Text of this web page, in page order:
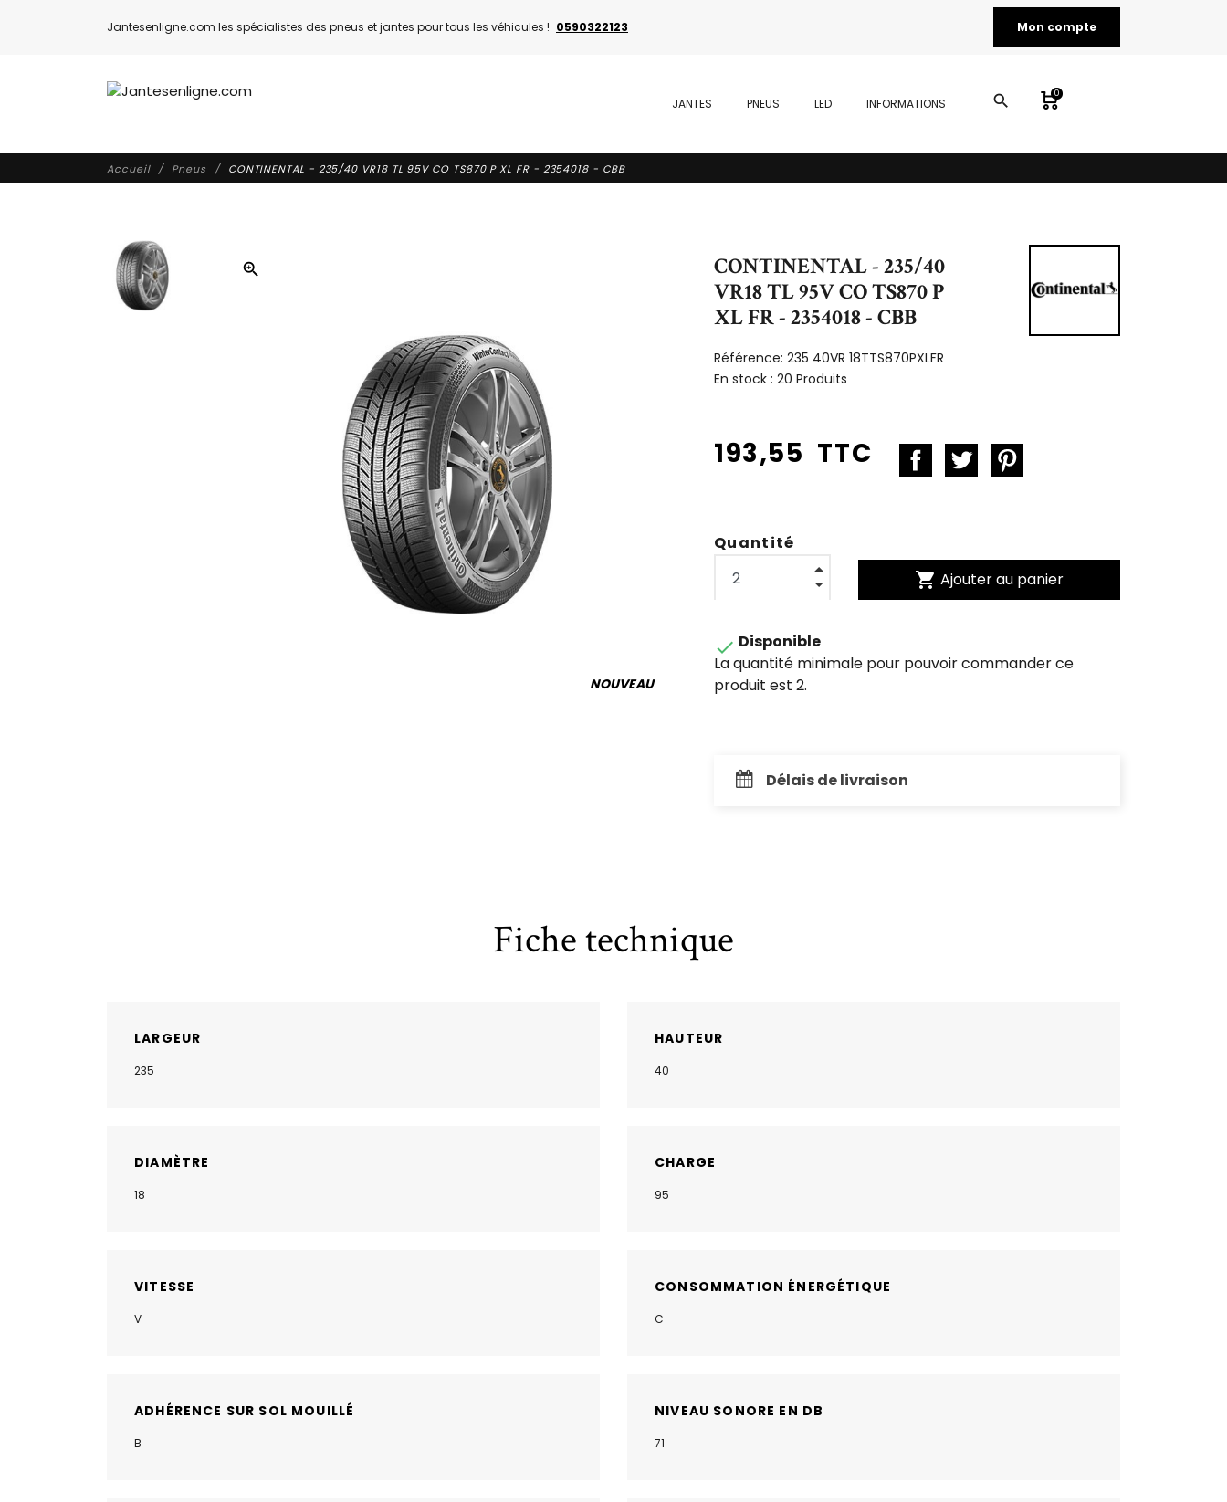
Jantesenligne.com les spécialistes des pneus et jantes pour tous les véhicules ! 0590322123 Mon compte
JANTES PNEUS LED INFORMATIONS search 0
Accueil Pneus CONTINENTAL - 235/40 VR18 TL 95V CO TS870 P XL FR - 2354018 - CBB
zoom_in
NOUVEAU
CONTINENTAL - 235/40
VR18 TL 95V CO TS870 P
XL FR - 2354018 - CBB
Référence: 235 40VR 18TTS870PXLFR
En stock : 20 Produits
193,55 TTC
Quantité
shopping_cart Ajouter au panier
 Disponible
La quantité minimale pour pouvoir commander ce
produit est 2.
Délais de livraison
Fiche technique
LARGEUR
235
HAUTEUR
40
DIAMÈTRE
18
CHARGE
95
VITESSE
V
CONSOMMATION ÉNERGÉTIQUE
C
ADHÉRENCE SUR SOL MOUILLÉ
B
NIVEAU SONORE EN DB
71